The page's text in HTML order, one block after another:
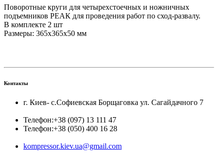
Поворотные круги для четырехстоечных и ножничных
подъемников РЕАК для проведения работ по сход-развалу.
В комплекте 2 шт
Размеры: 365х365х50 мм
Контакты
г. Киев- с.Софиевская Борщаговка ул. Сагайдачного 7
Телефон:+38 (097) 13 111 47
Телефон:+38 (050) 400 16 28
kompressor.kiev.ua@gmail.com